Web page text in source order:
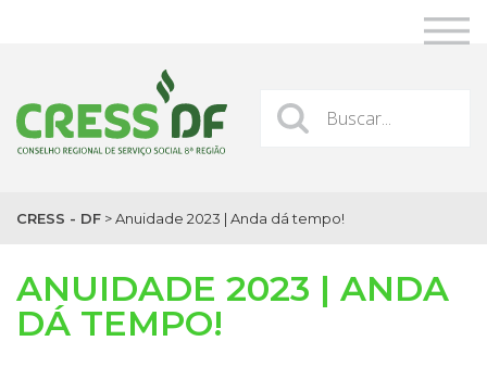
CRESS - DF >Anuidade 2023 | Anda dá tempo!
ANUIDADE 2023 | ANDA
DÁ TEMPO!